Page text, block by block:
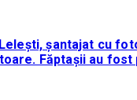
șantajat cu
Făptașii au fost